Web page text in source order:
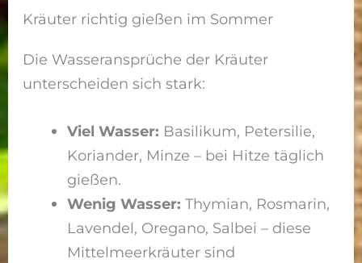
Kräuter richtig gießen im Sommer
Die Wasseransprüche der Kräuter
unterscheiden sich stark:
Viel Wasser: Basilikum, Petersilie,
Koriander, Minze – bei Hitze täglich
gießen.
Wenig Wasser: Thymian, Rosmarin,
Lavendel, Oregano, Salbei – diese
Mittelmeerkräuter sind